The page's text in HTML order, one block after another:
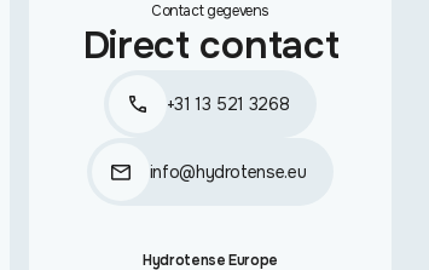
Contact gegevens
Direct contact
+31 13 521 3268
info@hydrotense.eu
Hydrotense Europe